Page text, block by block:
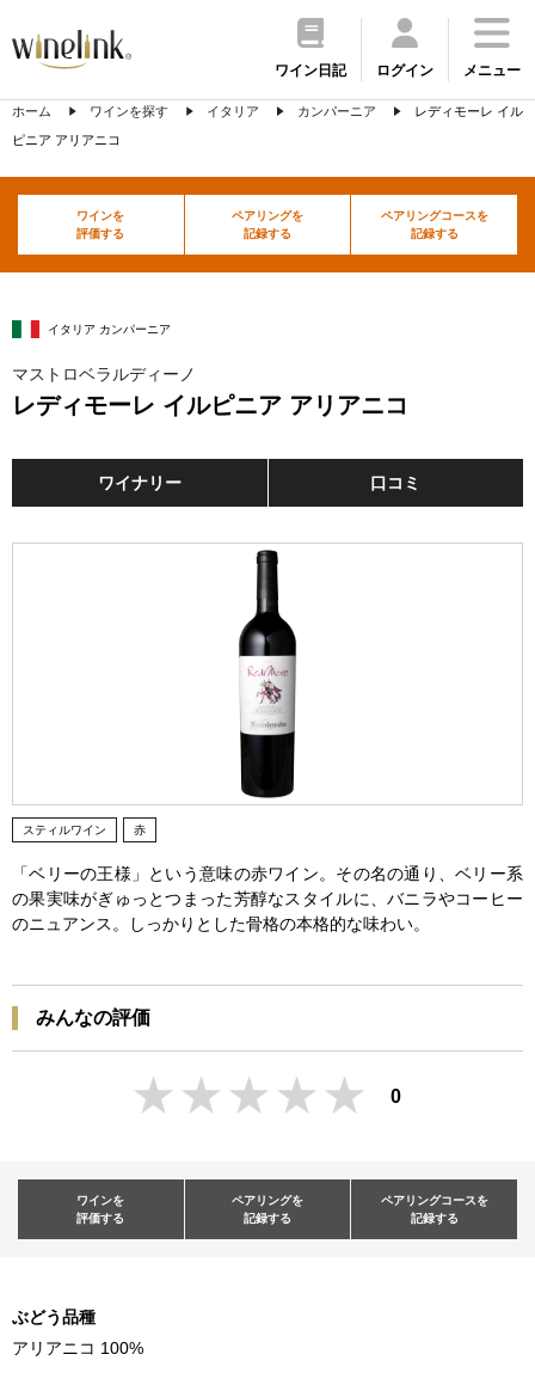
ワイン日記 ログイン メニュー
ホーム ワインを探す イタリア カンパーニア
レディモーレ イル
ピニア アリアニコ
ワインを
評価する
ペアリングを
記録する
ペアリングコースを
記録する
イタリア カンパーニア
マストロベラルディーノ
レディモーレ イルピニア アリアニコ
ワイナリー 口コミ
スティルワイン 赤
「ベリーの王様」という意味の赤ワイン。その名の通り、ベリー系
の果実味がぎゅっとつまった芳醇なスタイルに、バニラやコーヒー
のニュアンス。しっかりとした骨格の本格的な味わい。
みんなの評価
0
ワインを
評価する
ペアリングを
記録する
ペアリングコースを
記録する
ぶどう品種
アリアニコ 100%